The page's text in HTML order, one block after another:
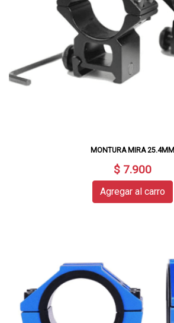
MONTURA MIRA 25.4MM
$ 7.900
Agregar al carro